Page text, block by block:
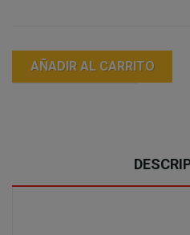
AÑADIR AL CARRITO